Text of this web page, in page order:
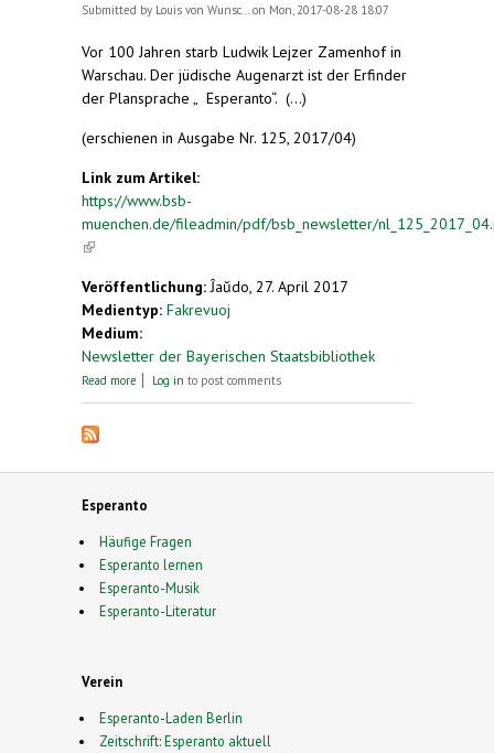
Submitted by Louis von Wunsc... on Mon, 2017-08-28 18:07
Vor 100 Jahren starb Ludwik Lejzer Zamenhof in
Warschau. Der jüdische Augenarzt ist der Erfinder
der Plansprache „ Esperanto“. (...)
(erschienen in Ausgabe Nr. 125, 2017/04)
Link zum Artikel:
https://www.bsb-
muenchen.de/fileadmin/pdf/bsb_newsletter/
(link is external)
Veröffentlichung: Ĵaŭdo, 27. April 2017
Medientyp: Fakrevuoj
Medium:
Newsletter der Bayerischen Staatsbibliothek
Read more about Virtuelle Ausstellung über Esperanto-
Log in to post comments
Esperanto
Häufige Fragen
Esperanto lernen
Esperanto-Musik
Esperanto-Literatur
Verein
Esperanto-Laden Berlin
Zeitschrift: Esperanto aktuell